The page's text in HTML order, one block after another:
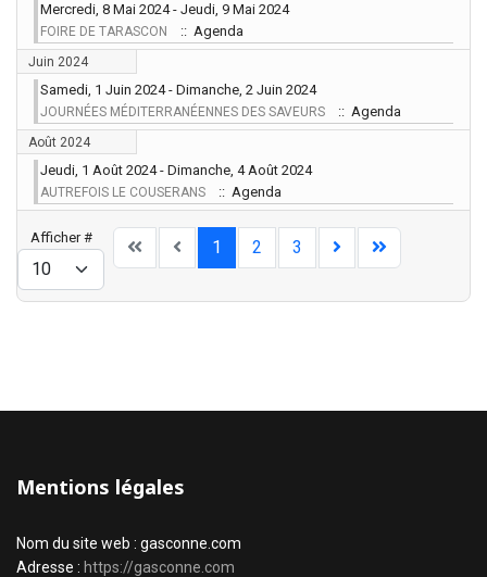
Mercredi, 8 Mai 2024 - Jeudi, 9 Mai 2024
FOIRE DE TARASCON :: Agenda
Juin 2024
Samedi, 1 Juin 2024 - Dimanche, 2 Juin 2024
JOURNÉES MÉDITERRANÉENNES DES SAVEURS :: Agenda
Août 2024
Jeudi, 1 Août 2024 - Dimanche, 4 Août 2024
AUTREFOIS LE COUSERANS :: Agenda
Limite de la pagination
Afficher # 1 2 3
Mentions légales
Nom du site web : gasconne.com
Adresse : https://gasconne.com